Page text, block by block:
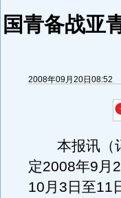
国青备战亚
2008年09月20日08:52
本报讯（记
定2008年9月
10月3日至11